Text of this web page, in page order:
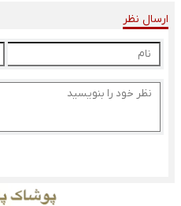
ارسال نظر